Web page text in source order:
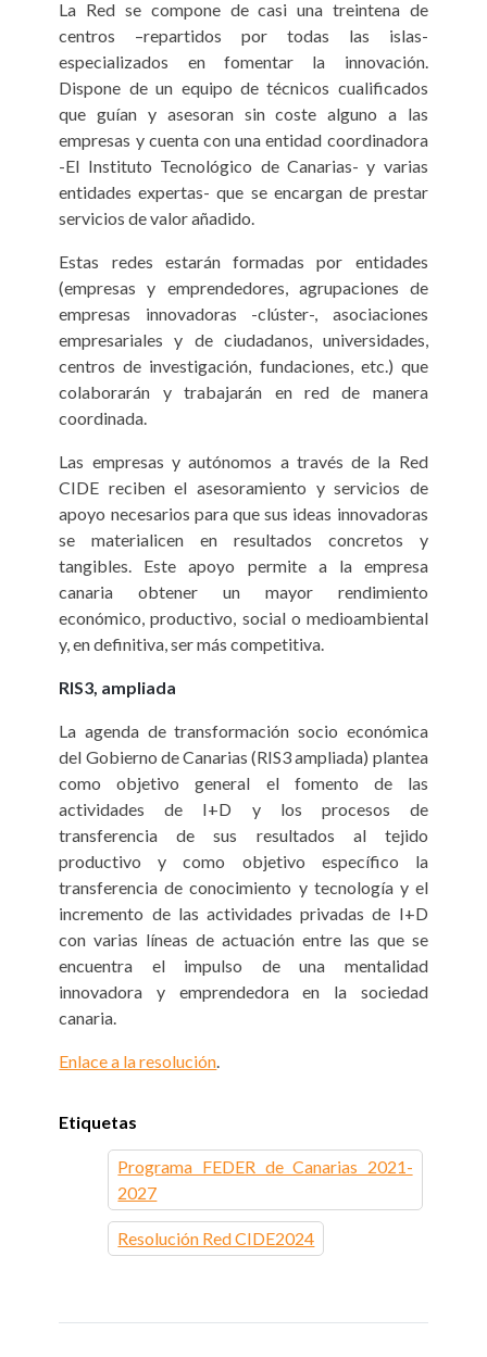
La Red se compone de casi una treintena de
centros –repartidos por todas las islas-
especializados en fomentar la innovación.
Dispone de un equipo de técnicos cualificados
que guían y asesoran sin coste alguno a las
empresas y cuenta con una entidad coordinadora
-El Instituto Tecnológico de Canarias- y varias
entidades expertas- que se encargan de prestar
servicios de valor añadido.
Estas redes estarán formadas por entidades
(empresas y emprendedores, agrupaciones de
empresas innovadoras -clúster-, asociaciones
empresariales y de ciudadanos, universidades,
centros de investigación, fundaciones, etc.) que
colaborarán y trabajarán en red de manera
coordinada.
Las empresas y autónomos a través de la Red
CIDE reciben el asesoramiento y servicios de
apoyo necesarios para que sus ideas innovadoras
se materialicen en resultados concretos y
tangibles. Este apoyo permite a la empresa
canaria obtener un mayor rendimiento
económico, productivo, social o medioambiental
y, en definitiva, ser más competitiva.
RIS3, ampliada
La agenda de transformación socio económica
del Gobierno de Canarias (RIS3 ampliada) plantea
como objetivo general el fomento de las
actividades de I+D y los procesos de
transferencia de sus resultados al tejido
productivo y como objetivo específico la
transferencia de conocimiento y tecnología y el
incremento de las actividades privadas de I+D
con varias líneas de actuación entre las que se
encuentra el impulso de una mentalidad
innovadora y emprendedora en la sociedad
canaria.
Enlace a la resolución.
Etiquetas
Programa FEDER de Canarias 2021-
2027
Resolución Red CIDE2024